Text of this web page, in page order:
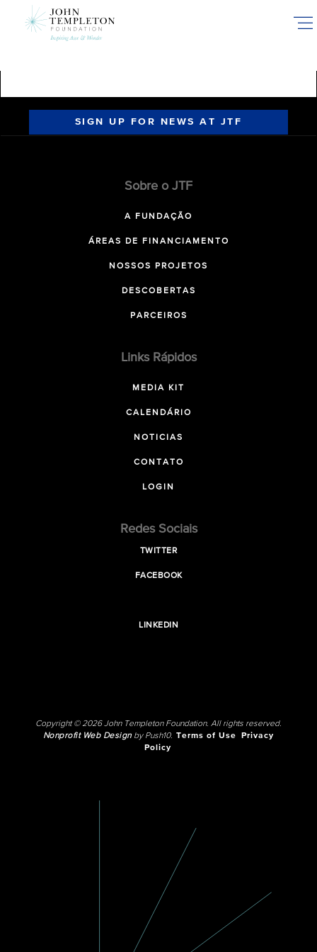
SIGN UP FOR NEWS AT JTF
Sobre o JTF
A FUNDAÇÃO
ÁREAS DE FINANCIAMENTO
NOSSOS PROJETOS
DESCOBERTAS
PARCEIROS
Links Rápidos
MEDIA KIT
CALENDÁRIO
NOTICIAS
CONTATO
LOGIN
Redes Sociais
TWITTER
FACEBOOK
LINKEDIN
Copyright © 2026 John Templeton Foundation. All rights reserved.
Nonprofit Web Designby Push10. Terms of Use
Privacy
Policy